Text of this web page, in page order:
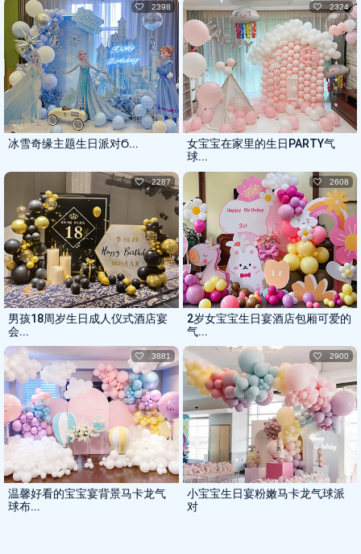
冰雪奇缘主题生日派对ϭ...
2398
女宝宝在家里的生日PARTY气
球...
2324
男孩18周岁生日成人仪式酒店宴
会...
2287
2岁女宝宝生日宴酒店包厢可爱的
气...
2608
温馨好看的宝宝宴背景马卡龙气
球布...
3881
小宝宝生日宴粉嫩马卡龙气球派
对
2900